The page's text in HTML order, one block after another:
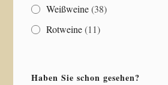
Weißweine (38)
Rotweine (11)
Haben Sie schon gesehen?